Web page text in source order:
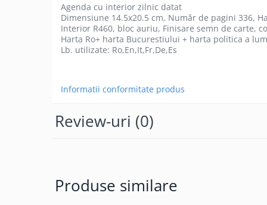
Marcare autovehiculeAgenda cu interior zilnic datat
Dimensiune 14.5x20.5 cm, Număr de pagini 336,
Interior R460, bloc auriu, Finisare semn de carte,
Harta Ro+ harta Bucurestiului + harta politica a
Lb. utilizate: Ro,En,It,Fr,De,Es
Informatii conformitate produs
Review-uri (0)
Produse similare